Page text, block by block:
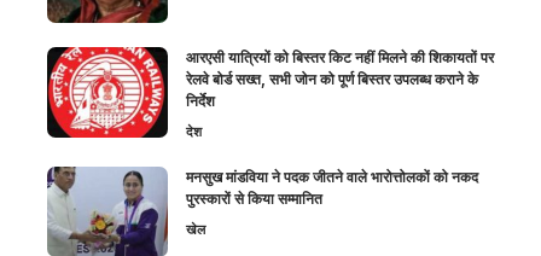
आरएसी यात्रियों को बिस्तर किट नहीं मिलने की शिकायतों पर
रेलवे बोर्ड सख्त, सभी जोन को पूर्ण बिस्तर उपलब्ध कराने के
निर्देश
देश
मनसुख मांडविया ने पदक जीतने वाले भारोत्तोलकों को नकद
पुरस्कारों से किया सम्मानित
खेल